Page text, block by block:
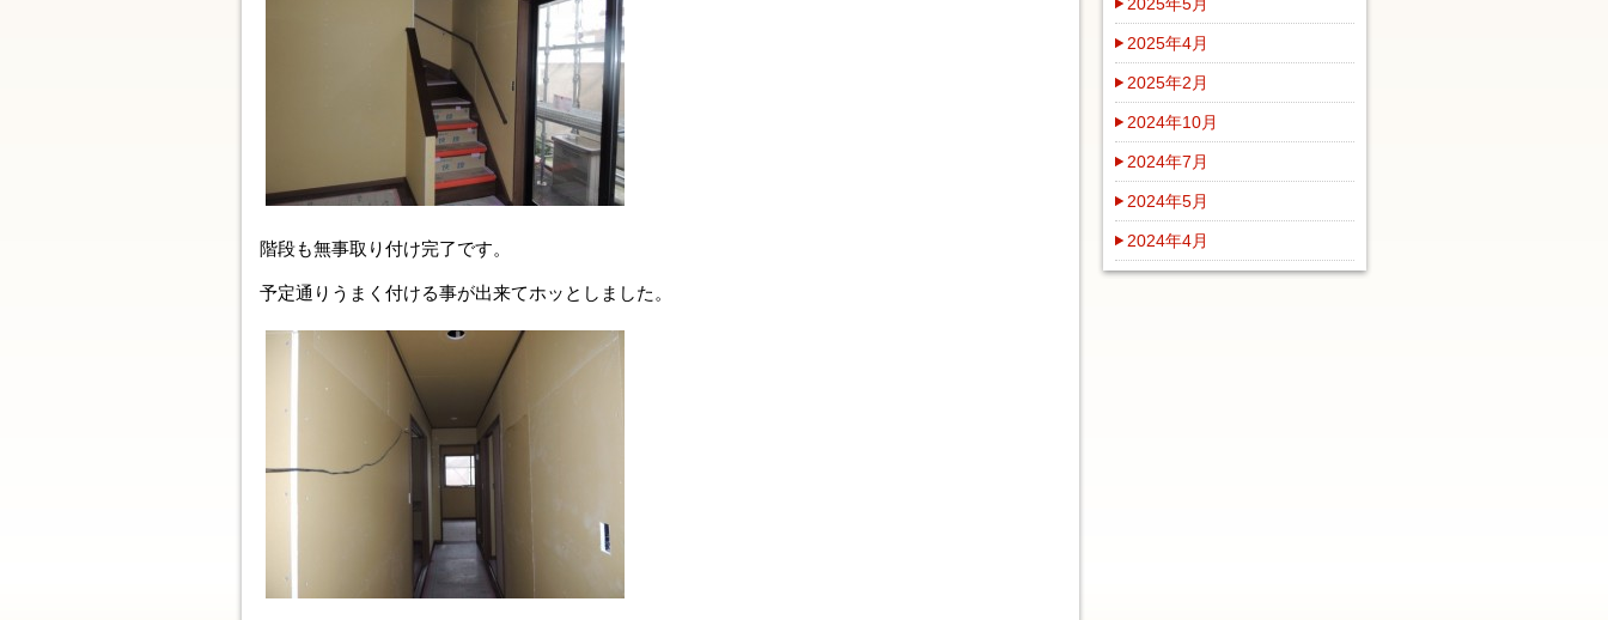
階段も無事取り付け完了です。
予定通りうまく付ける事が出来てホッとしました。
2025年4月
2025年2月
2024年10月
2024年7月
2024年5月
2024年4月